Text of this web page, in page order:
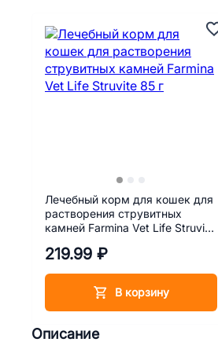
Описание
Лечебный корм для кошек для
растворения струвитных
камней Farmina Vet Life Struvite
219.99 ₽
В корзину